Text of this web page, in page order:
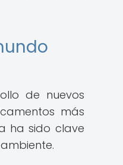
de nuevos
más
ha sido clave